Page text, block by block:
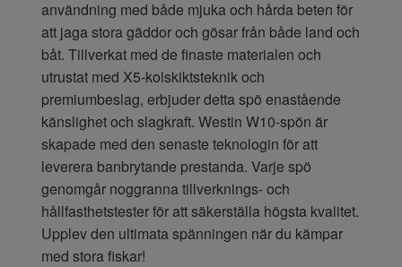
användning med både mjuka och hårda beten för
att jaga stora gäddor och gösar från både land och
båt. Tillverkat med de finaste materialen och
utrustat med X5-kolskiktsteknik och
premiumbeslag, erbjuder detta spö enastående
känslighet och slagkraft. Westin W10-spön är
skapade med den senaste teknologin för att
leverera banbrytande prestanda. Varje spö
genomgår noggranna tillverknings- och
hållfasthetstester för att säkerställa högsta kvalitet.
Upplev den ultimata spänningen när du kämpar
med stora fiskar!